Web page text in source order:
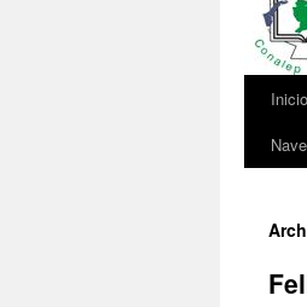
Inicio